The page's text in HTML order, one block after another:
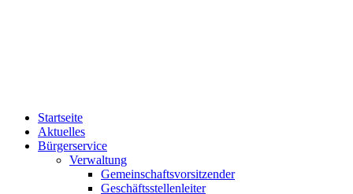
Startseite
Aktuelles
Bürgerservice
Verwaltung
Gemeinschaftsvorsitzender
Geschäftsstellenleiter